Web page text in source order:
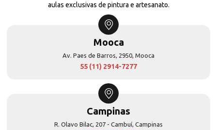
aulas exclusivas de pintura e artesanato.
Mooca
Av. Paes de Barros, 2950, Mooca
55 (11) 2914-7277
Campinas
R. Olavo Bilac, 207 - Cambuí, Campinas